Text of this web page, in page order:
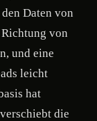
Daten von
von
und eine
leicht
hat
die